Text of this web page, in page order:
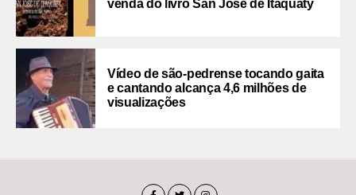
venda do livro San José de Itaquaty
Vídeo de são-pedrense tocando gaita
e cantando alcança 4,6 milhões de
visualizações